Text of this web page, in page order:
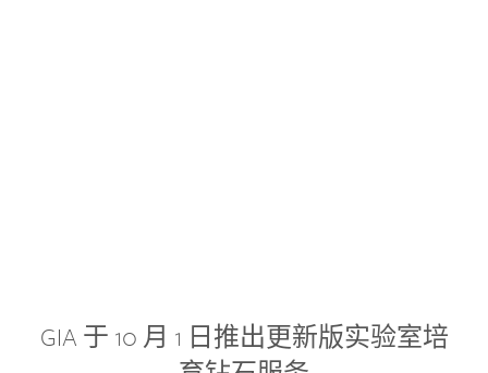
GIA 于 10 月 1 日推出更新版实验室培